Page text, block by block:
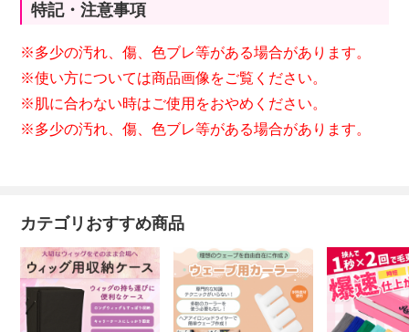
特記・注意事項
※多少の汚れ、傷、色ブレ等がある場合があります。
※使い方については商品画像をご覧ください。
※肌に合わない時はご使用をおやめください。
※多少の汚れ、傷、色ブレ等がある場合があります。
カテゴリおすすめ商品